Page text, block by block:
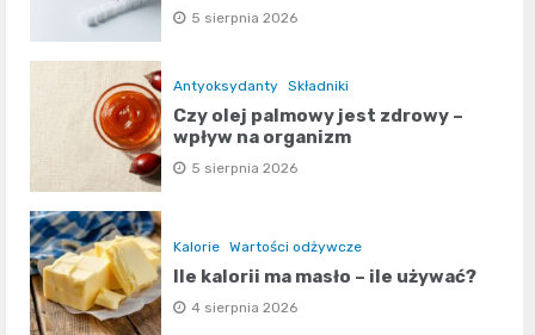
5 sierpnia 2026
Antyoksydanty Składniki
Czy olej palmowy jest zdrowy –
wpływ na organizm
5 sierpnia 2026
Kalorie Wartości odżywcze
Ile kalorii ma masło – ile używać?
4 sierpnia 2026